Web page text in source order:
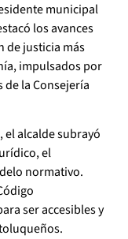
municipal
los avances
de justicia más
impulsados por
la Consejería
alcalde subrayó
el
normativo.
ser accesibles y